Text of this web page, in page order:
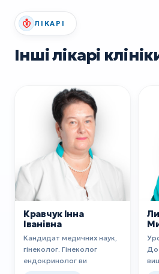
ЛІКАРІ
Інші лікарі
Кравчук Інна
Іванівна
Кандидат медичних наук,
гінеколог. Гінеколог
ендокринолог ви